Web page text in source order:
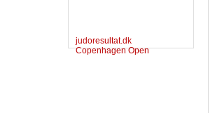
judoresultat.dk
Copenhagen Open